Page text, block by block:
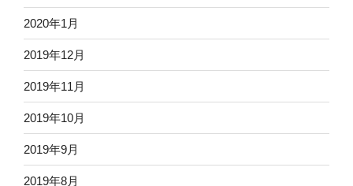
2020年1月
2019年12月
2019年11月
2019年10月
2019年9月
2019年8月